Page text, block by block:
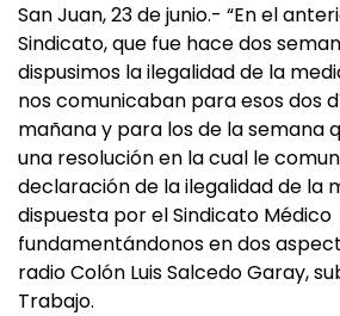
San Juan, 23 de junio.- “En el
Sindicato, que fue hace dos
dispusimos la ilegalidad de la
nos comunicaban para esos dos
mañana y para los de la semana
una resolución en la cual le
declaración de la ilegalidad de la
dispuesta por el Sindicato Médico
fundamentándonos en dos
radio Colón Luis Salcedo Garay,
Trabajo.